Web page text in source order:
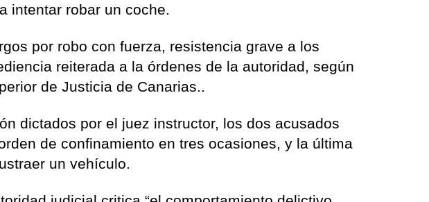
intentar robar un coche.
por robo con fuerza, resistencia grave a los
reiterada a la órdenes de la autoridad, según
de Justicia de Canarias..
dictados por el juez instructor, los dos acusados
de confinamiento en tres ocasiones, y la última
un vehículo.